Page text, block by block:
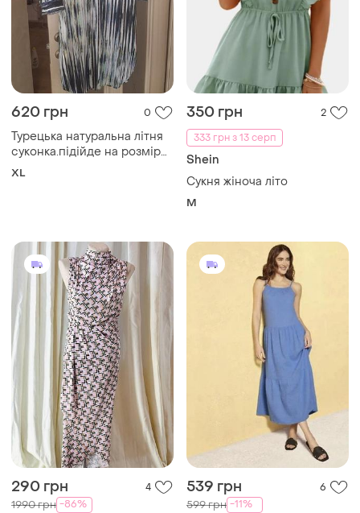
620 грн 0
Турецька натуральна літня
суконка.підійде на розмір
50-52.в новому
XL
350 грн
2
333 грн з 13 серп
Shein
Сукня жіноча літо
M
290 грн 4
1990 грн -86%
539 грн 6
599 грн -11%